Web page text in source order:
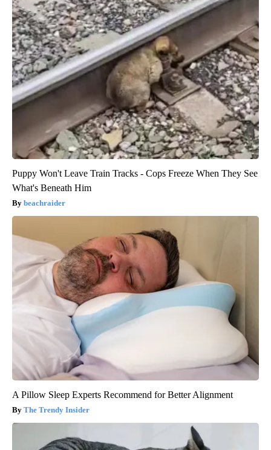
Puppy Won't Leave Train Tracks - Cops Freeze When They See
What's Beneath Him
beachraider
A Pillow Sleep Experts Recommend for Better Alignment
The Trendy Insider